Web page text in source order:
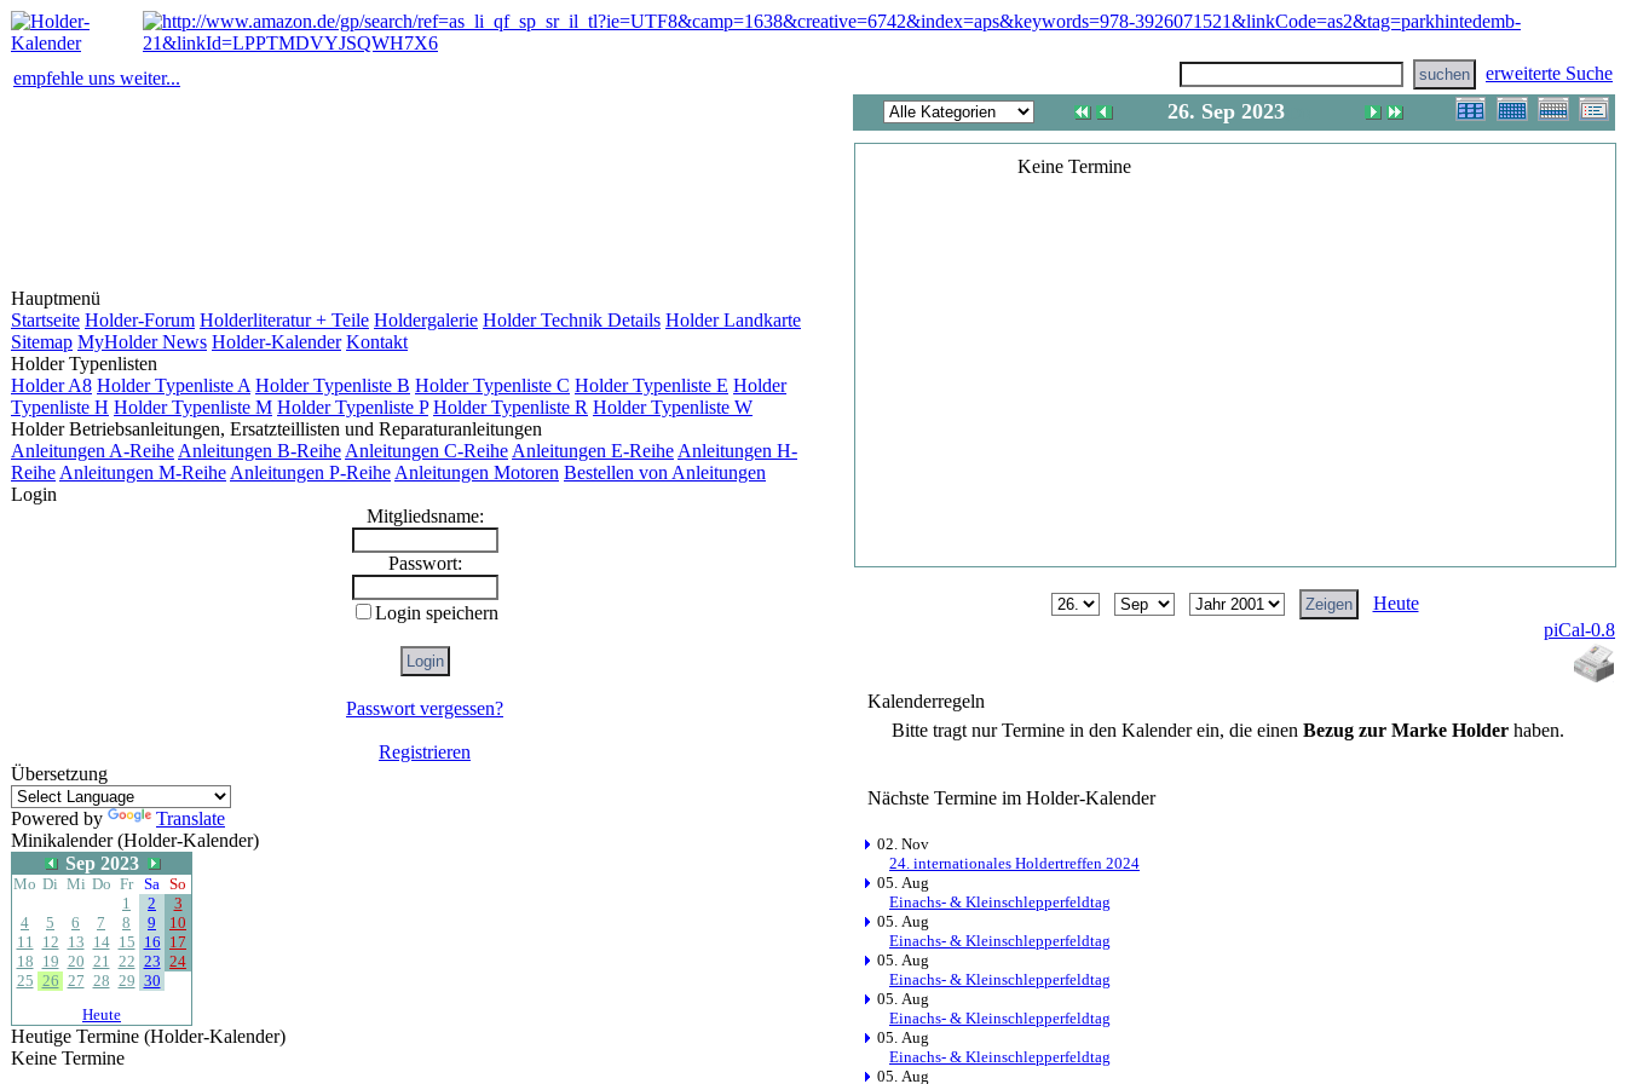
empfehle uns weiter... erweiterte Suche
Hauptmenü
Startseite Holder-Forum Holderliteratur + Teile Holdergalerie Holder Technik Details Holder Landkarte
Sitemap MyHolder News Holder-Kalender Kontakt
Holder Typenlisten
Holder A8 Holder Typenliste A Holder Typenliste B Holder Typenliste C Holder Typenliste E Holder
Typenliste H Holder Typenliste M Holder Typenliste P Holder Typenliste R Holder Typenliste W
Holder Betriebsanleitungen, Ersatzteillisten und Reparaturanleitungen
Anleitungen A-Reihe Anleitungen B-Reihe Anleitungen C-Reihe Anleitungen E-Reihe Anleitungen H-
Reihe Anleitungen M-Reihe Anleitungen P-Reihe Anleitungen Motoren Bestellen von Anleitungen
Login
Mitgliedsname:
Passwort:
Login speichern
Passwort vergessen?
Registrieren
Übersetzung
Powered by
Translate
Minikalender (Holder-Kalender)
Sep 2023
Mo Di Mi Do Fr Sa So
1
2
3
4
5 6 7 8 9
10
11 12 13 14 15 16 17
18 19 20 21 22 23 24
25 26 27 28 29 30
Heute
Heutige Termine (Holder-Kalender)
Keine Termine
26. Sep 2023
Keine Termine
Heute
piCal-0.8
Kalenderregeln
Bitte tragt nur Termine in den Kalender ein, die einen Bezug zur Marke Holder haben.
Nächste Termine im Holder-Kalender
02. Nov
24. internationales Holdertreffen 2024
05. Aug
Einachs- & Kleinschlepperfeldtag
05. Aug
Einachs- & Kleinschlepperfeldtag
05. Aug
Einachs- & Kleinschlepperfeldtag
05. Aug
Einachs- & Kleinschlepperfeldtag
05. Aug
Einachs- & Kleinschlepperfeldtag
05. Aug